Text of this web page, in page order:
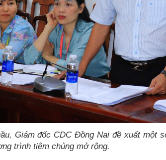
Giám đốc CDC Đồng Nai đề xuất một
trình tiêm chủng mở rộng.